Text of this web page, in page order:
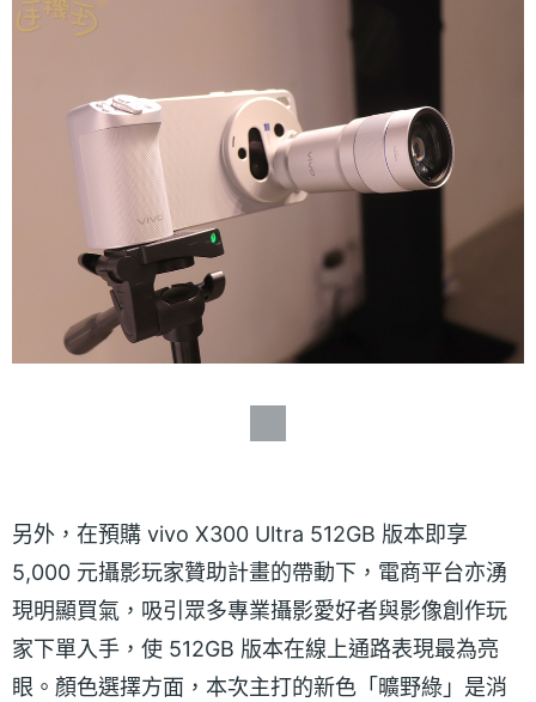
另外，在預購 vivo X300 Ultra 512GB 版本即享
5,000 元攝影玩家贊助計畫的帶動下，電商平台亦湧
現明顯買氣，吸引眾多專業攝影愛好者與影像創作玩
家下單入手，使 512GB 版本在線上通路表現最為亮
眼。顏色選擇方面，本次主打的新色「曠野綠」是消